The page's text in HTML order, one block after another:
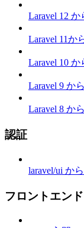
Laravel 12
Laravel 11か
Laravel 10
Laravel 9 か
Laravel 8 か
認証
laravel/ui か
フロントエンド